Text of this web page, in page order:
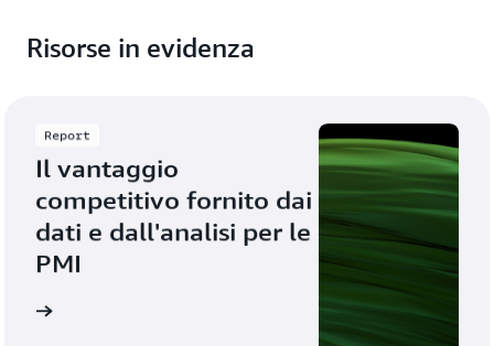
Risorse in evidenza
Report
Il vantaggio
competitivo fornito dai
dati e dall'analisi per le
PMI